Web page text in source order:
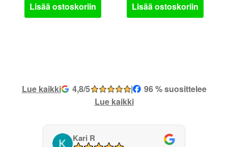
Lisää ostoskoriin Lisää ostoskoriin
Lue kaikki 4,8/5 |
96 % suosittelee
Lue kaikki
Kari R